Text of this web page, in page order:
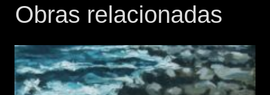
Obras relacionadas